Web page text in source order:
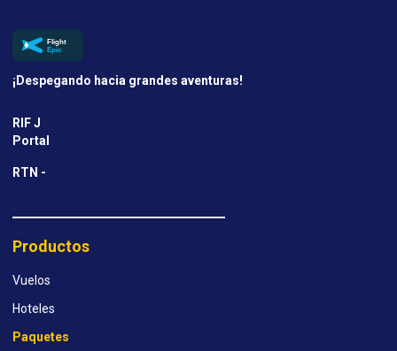
¡Despegando hacia grandes aventuras!
RIF J
Portal
RTN -
Productos
Vuelos
Hoteles
Paquetes